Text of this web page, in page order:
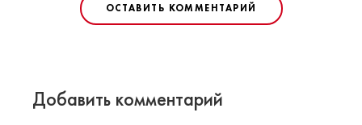
ОСТАВИТЬ КОММЕНТАРИЙ
Добавить комментарий